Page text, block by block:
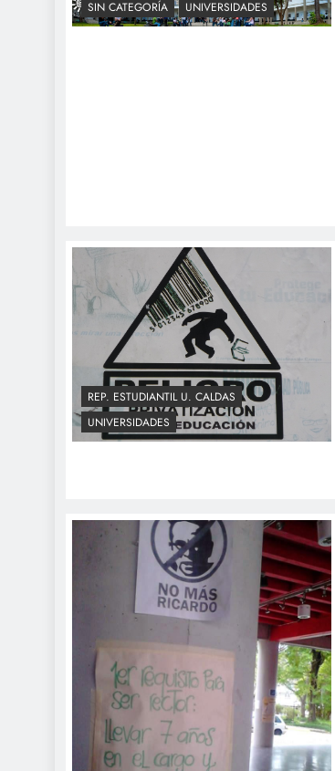
SIN CATEGORÍA
UNIVERSIDADES
REP. ESTUDIANTIL U. CALDAS
UNIVERSIDADES